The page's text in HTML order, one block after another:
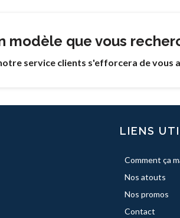
modèle que vous
service clients s'efforcera de vous
LIENS
Comment ça
Nos atouts
Nos promos
Contact